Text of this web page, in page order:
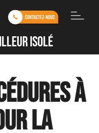
isolé
à
la